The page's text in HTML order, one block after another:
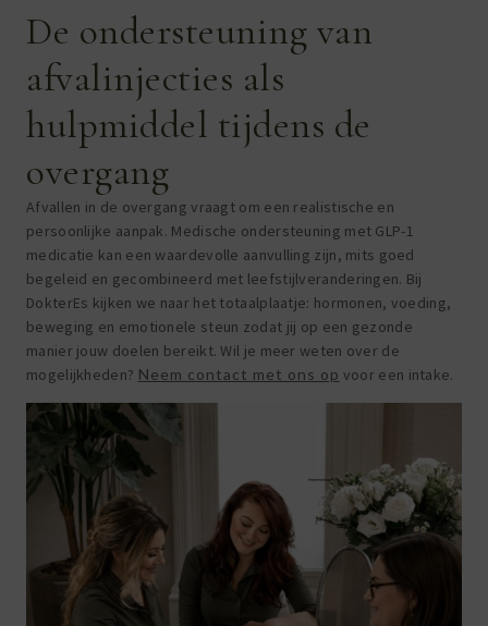
De ondersteuning van
afvalinjecties als
hulpmiddel tijdens de
overgang
Afvallen in de overgang vraagt om een realistische en
persoonlijke aanpak. Medische ondersteuning met GLP-1
medicatie kan een waardevolle aanvulling zijn, mits goed
begeleid en gecombineerd met leefstijlveranderingen. Bij
DokterEs kijken we naar het totaalplaatje: hormonen, voeding,
beweging en emotionele steun zodat jij op een gezonde
manier jouw doelen bereikt. Wil je meer weten over de
mogelijkheden? Neem contact met ons op voor een intake.